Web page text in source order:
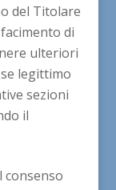
del Titolare
di
ulteriori
legittimo
sezioni
il